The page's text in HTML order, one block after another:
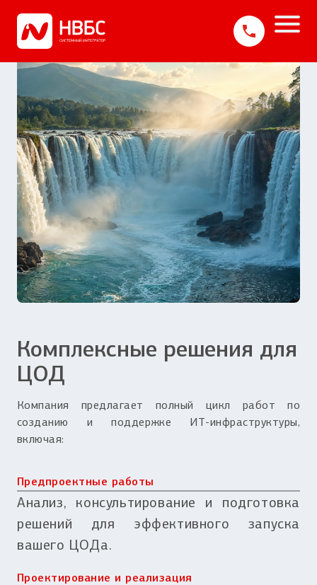
Комплексные решения для
ЦОД
Компания предлагает полный цикл работ по
созданию и поддержке ИТ-инфраструктуры,
включая:
Предпроектные работы
Анализ, консультирование и подготовка
решений для эффективного запуска
вашего ЦОДа.
Проектирование и реализация